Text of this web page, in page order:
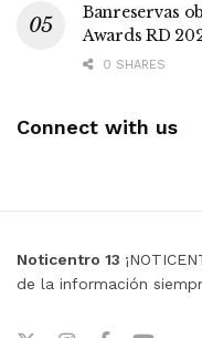
Banreservas
Awards RD
0 SHARES
Connect with us
Noticentro 13
de la información